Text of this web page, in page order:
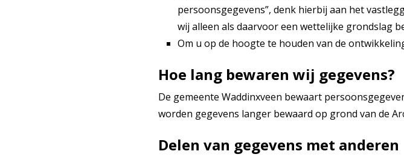
persoonsgegevens”, denk hierbij aan het
wij alleen als daarvoor een wettelijke grondslag
Om u op de hoogte te houden van de
Hoe lang bewaren wij gegevens?
De gemeente Waddinxveen bewaart
worden gegevens langer bewaard op grond van de
Delen van gegevens met anderen